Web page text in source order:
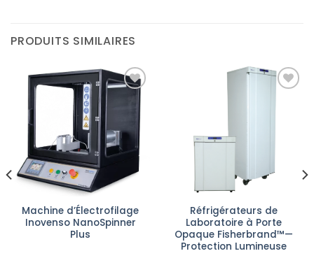
PRODUITS SIMILAIRES
Ajouter
à la liste
d’envies
Machine d’Électrofilage
Inovenso NanoSpinner
Plus
Réfrigérateurs de
Laboratoire à Porte
Opaque Fisherbrand™—
Protection Lumineuse